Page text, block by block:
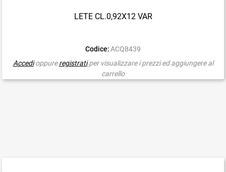
LETE CL.0,92X12 VAR
Codice: ACQ8439
Accedioppureregistrati per visualizzare i prezzi ed aggiungere al
carrello